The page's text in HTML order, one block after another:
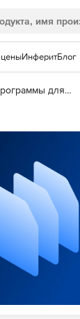
ИнферитБлог
Программы для защиты информации